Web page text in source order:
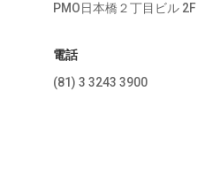
PMO日本橋２丁目ビル 2F
電話
(81) 3 3243 3900